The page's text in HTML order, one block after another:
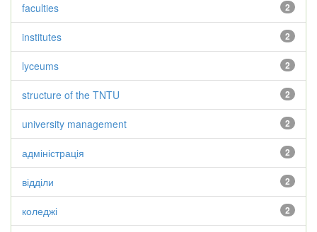
2
faculties
2
institutes
2
lyceums
2
structure of the TNTU
2
university management
2
адміністрація
2
відділи
2
коледжі